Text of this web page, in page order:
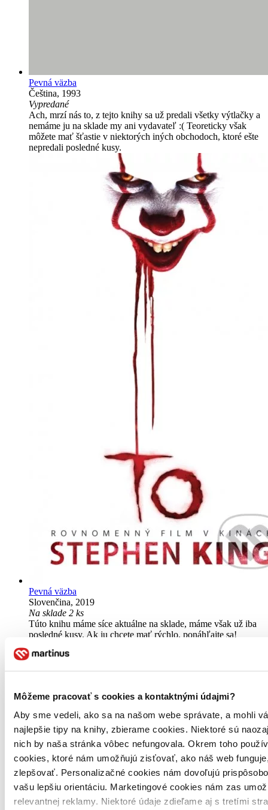
Môžeme pracovať s cookies a kontaktnými údajmi?
Aby sme vedeli, ako sa na našom webe správate, a mohli
najlepšie tipy na knihy, zbierame cookies. Niektoré sú
nich by naša stránka vôbec nefungovala. Okrem toho
cookies, ktoré nám umožňujú zisťovať, ako náš web
zlepšovať. Personalizačné cookies nám dovoľujú
vašu lepšiu orientáciu. Marketingové cookies nám zas
relevantnej reklamy. Niektoré údaje zdieľame aj s tretími
Pevná väzba
Čeština, 1993
Vypredané
Ach, mrzí nás to, z tejto knihy sa už predali všetky výtlačky a
nemáme ju na sklade my ani vydavateľ :( Teoreticky však
môžete mať šťastie v niektorých iných obchodoch, ktoré ešte
nepredali posledné kusy.
Pevná väzba
Slovenčina, 2019
Na sklade 2 ks
Túto knihu máme síce aktuálne na sklade, máme však už iba
posledné kusy. Ak ju chcete mať rýchlo, ponáhľajte sa!
25,10 €
Vložiť do košíka